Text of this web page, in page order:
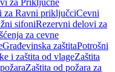
za Priključne
za Ravni priključciCevni
sifoniRezervni delovi za
za cevne
Građevinska zaštitaPotrošni
i zaštita od vlageZaštita
Zaštita od požara za